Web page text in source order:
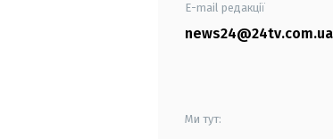
E-mail редакції
news24@24tv.com.ua
Ми тут: